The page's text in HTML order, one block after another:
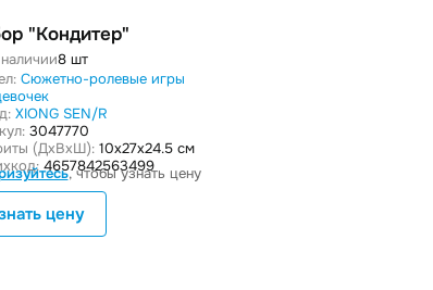
"Кондитер"
8 шт
Сюжетно-ролевые игры
XIONG SEN/R
3047770
(ДxВxШ):10x27x24.5 см
4657842563499
, чтобы узнать цену
цену